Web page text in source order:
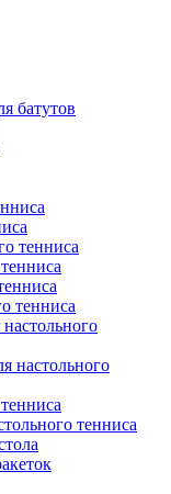
батутов
тенниса
настольного
тенниса